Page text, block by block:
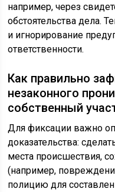
например, через
обстоятельства дела.
и игнорирование
ответственности.
Как правильно
незаконного
собственный
Для фиксации важно
доказательства:
места происшествия,
(например,
полицию для